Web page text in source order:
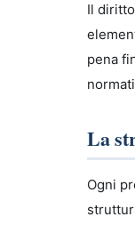
Il
pena
La
Ogni